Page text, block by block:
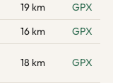
19 km
GPX
16 km
GPX
18 km GPX